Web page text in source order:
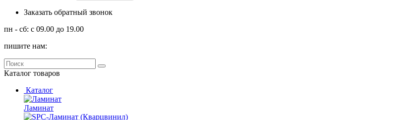
Заказать обратный звонок
пн - сб: с 09.00 до 19.00
пишите нам:
Каталог товаров
Каталог
Ламинат